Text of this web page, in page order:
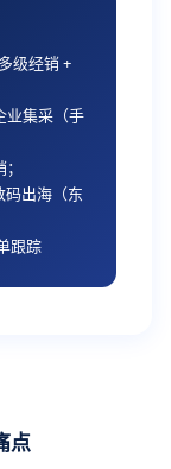
级经销 +
业集采（手
码出海（东
跟踪
点